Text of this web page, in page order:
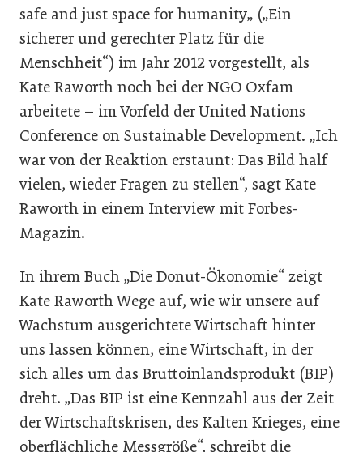
safe and just space for humanity„ („Ein
sicherer und gerechter Platz für die
Menschheit“) im Jahr 2012 vorgestellt, als
Kate Raworth noch bei der NGO Oxfam
arbeitete – im Vorfeld der United Nations
Conference on Sustainable Development. „Ich
war von der Reaktion erstaunt: Das Bild half
vielen, wieder Fragen zu stellen“, sagt Kate
Raworth in einem Interview mit Forbes-
Magazin.
In ihrem Buch „Die Donut-Ökonomie“ zeigt
Kate Raworth Wege auf, wie wir unsere auf
Wachstum ausgerichtete Wirtschaft hinter
uns lassen können, eine Wirtschaft, in der
sich alles um das Bruttoinlandsprodukt (BIP)
dreht. „Das BIP ist eine Kennzahl aus der Zeit
der Wirtschaftskrisen, des Kalten Krieges, eine
oberflächliche Messgröße“, schreibt die